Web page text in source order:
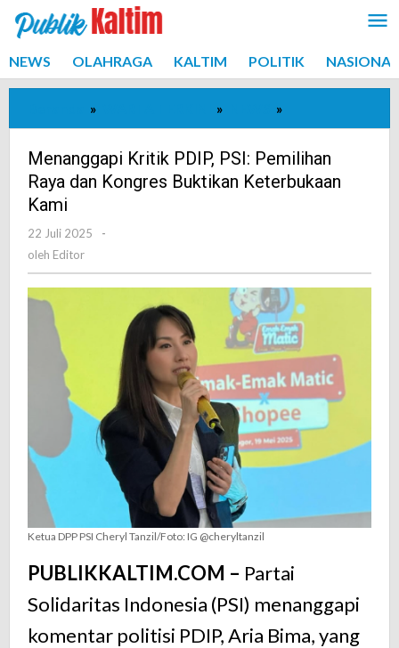
Lewati
konten
NEWS OLAHRAGA KALTIM POLITIK NASIONAL
» » »
Kritik
PDIP,
PSI:
Pemilihan
Buktikan
Keterbukaan
Kami
Menanggapi Kritik PDIP, PSI: Pemilihan
Raya dan Kongres Buktikan Keterbukaan
Kami
22 Juli 2025
oleh
-
oleh Editor
Ketua DPP PSI Cheryl Tanzil/Foto: IG @cheryltanzil
PUBLIKKALTIM.COM – Partai
Solidaritas Indonesia (PSI) menanggapi
komentar politisi PDIP, Aria Bima, yang